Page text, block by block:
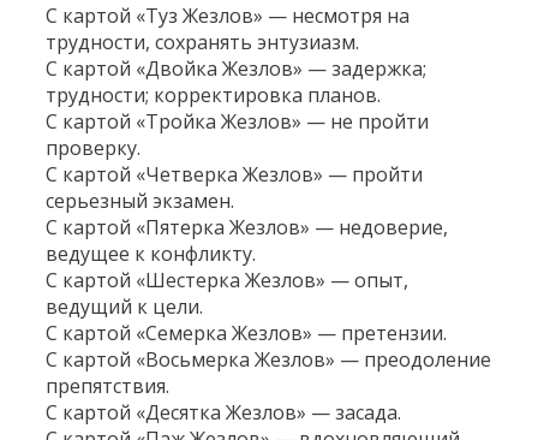
С картой «Туз Жезлов» — несмотря на
трудности, сохранять энтузиазм.
С картой «Двойка Жезлов» — задержка;
трудности; корректировка планов.
С картой «Тройка Жезлов» — не пройти
проверку.
С картой «Четверка Жезлов» — пройти
серьезный экзамен.
С картой «Пятерка Жезлов» — недоверие,
ведущее к конфликту.
С картой «Шестерка Жезлов» — опыт,
ведущий к цели.
С картой «Семерка Жезлов» — претензии.
С картой «Восьмерка Жезлов» — преодоление
препятствия.
С картой «Десятка Жезлов» — засада.